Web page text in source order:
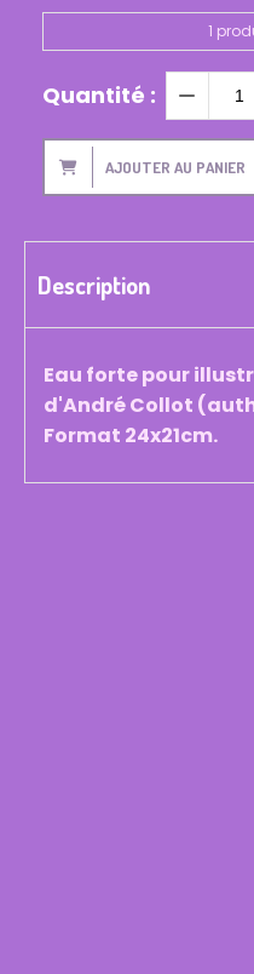
1
Quantité :
AJOUTER AU PANIER
Description
Eau forte pour
d'André Collot
Format 24x21cm.